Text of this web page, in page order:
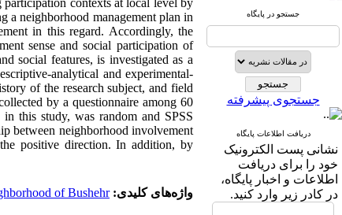
جستجو در پایگاه
جستجوی پیشرفته
دریافت اطلاعات پایگاه
نشانی پست الکترونیک
خود را برای دریافت
اطلاعات و اخبار پایگاه،
در کادر زیر وارد کنید.
contexts at local level by
a neighborhood management plan in
in this regard. Accordingly, the
sense and social participation of
social features, is investigated as a
analytical and experimental-
of the research subject, and field
by a questionnaire among 60
this study, was random and SPSS
between neighborhood involvement
positive direction. In addition, by
واژه‌های کلیدی:of Bushehr